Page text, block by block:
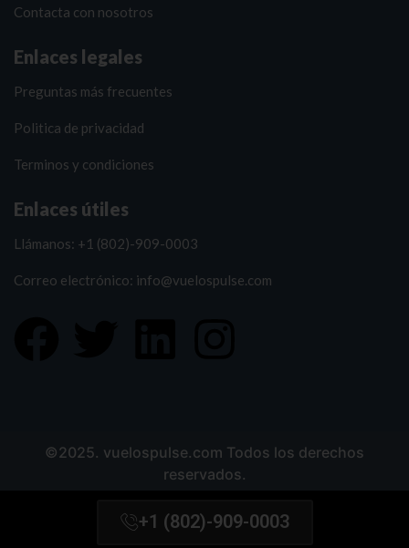
Contacta con nosotros
Enlaces legales
Preguntas más frecuentes
Politica de privacidad
Terminos y condiciones
Enlaces útiles
Llámanos: +1 (802)-909-0003
Correo electrónico: info@vuelospulse.com
©2025. vuelospulse.com Todos los derechos
reservados.
+1 (802)-909-0003